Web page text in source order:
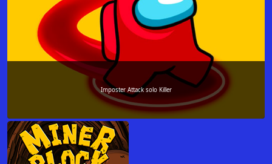
Imposter Attack solo Killer